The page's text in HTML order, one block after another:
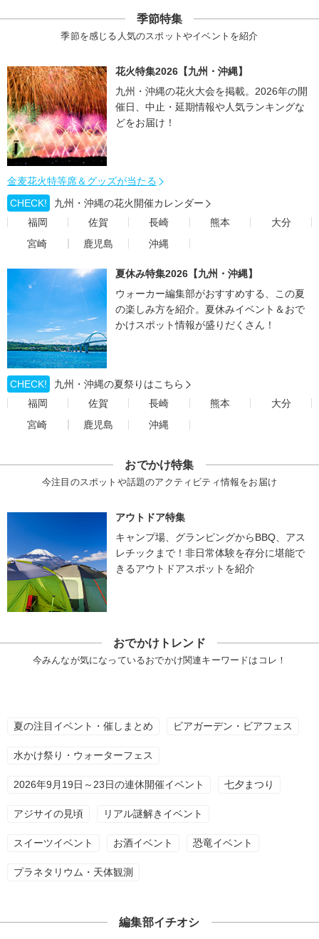
季節特集
季節を感じる人気のスポットやイベントを紹介
花火特集2026【九州・沖縄】
九州・沖縄の花火大会を掲載。2026年の開
催日、中止・延期情報や人気ランキングな
どをお届け！
金麦花火特等席＆グッズが当たる
CHECK!
九州・沖縄の花火開催カレンダー
福岡
佐賀 長崎 熊本
大分
宮崎
鹿児島 沖縄
夏休み特集2026【九州・沖縄】
ウォーカー編集部がおすすめする、この夏
の楽しみ方を紹介。夏休みイベント＆おで
かけスポット情報が盛りだくさん！
CHECK!
九州・沖縄の夏祭りはこちら
福岡
佐賀 長崎 熊本
大分
宮崎
鹿児島 沖縄
おでかけ特集
今注目のスポットや話題のアクティビティ情報をお届け
アウトドア特集
キャンプ場、グランピングからBBQ、アス
レチックまで！非日常体験を存分に堪能で
きるアウトドアスポットを紹介
おでかけトレンド
今みんなが気になっているおでかけ関連キーワードはコレ！
夏の注目イベント・催しまとめ ビアガーデン・ビアフェス
水かけ祭り・ウォーターフェス
2026年9月19日～23日の連休開催イベント 七夕まつり
アジサイの見頃 リアル謎解きイベント
スイーツイベント お酒イベント 恐竜イベント
プラネタリウム・天体観測
編集部イチオシ